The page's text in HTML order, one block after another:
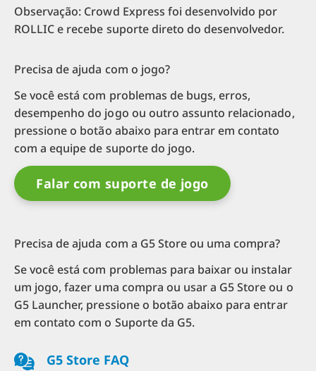
Observação: Crowd Express foi desenvolvido por
ROLLIC e recebe suporte direto do desenvolvedor.
Precisa de ajuda com o jogo?
Se você está com problemas de bugs, erros,
desempenho do jogo ou outro assunto relacionado,
pressione o botão abaixo para entrar em contato
com a equipe de suporte do jogo.
Falar com suporte de jogo
Precisa de ajuda com a G5 Store ou uma compra?
Se você está com problemas para baixar ou instalar
um jogo, fazer uma compra ou usar a G5 Store ou o
G5 Launcher, pressione o botão abaixo para entrar
em contato com o Suporte da G5.
G5 Store FAQ